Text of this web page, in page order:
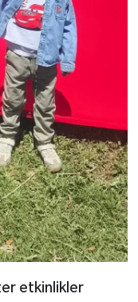
etkinlikler